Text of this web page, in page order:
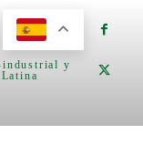
industrial y